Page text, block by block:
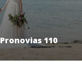
Pronovias 110